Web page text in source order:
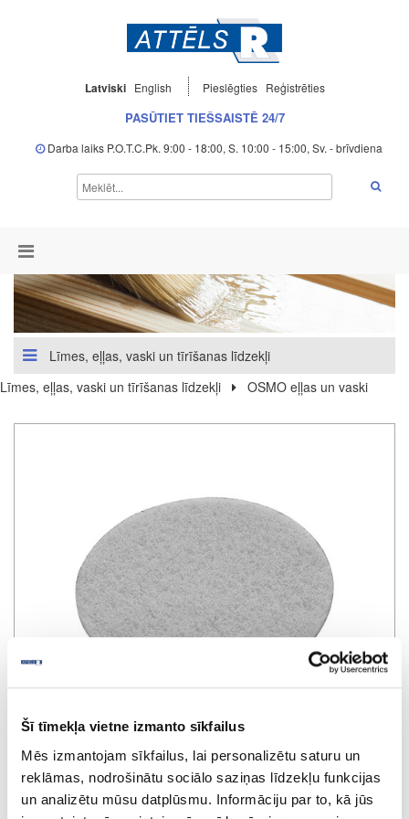
Šī tīmekļa vietne izmanto sīkfailus
Mēs izmantojam sīkfailus, lai personalizētu saturu un
reklāmas, nodrošinātu sociālo saziņas līdzekļu funkcijas
un analizētu mūsu datplūsmu. Informāciju par to, kā jūs
Latviski English Pieslēgties Reģistrēties
PASŪTIET TIEŠSAISTĒ 24/7
Darba laiks P.O.T.C.Pk. 9:00 - 18:00, S. 10:00 - 15:00, Sv. - brīvdiena
Līmes, eļļas, vaski un tīrīšanas līdzekļi
Līmes, eļļas, vaski un tīrīšanas līdzekļi
OSMO eļļas un vaski
Pulēšanas diski STF D 150 balti VL/10